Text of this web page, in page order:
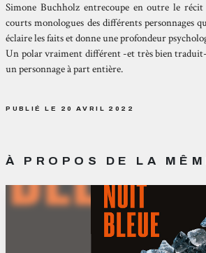
Simone Buchholz entrecoupe en outre le
courts monologues des différents personnages
éclaire les faits et donne une profondeur
Un polar vraiment différent -et très bien
un personnage à part entière.
PUBLIÉ LE 20 AVRIL 2022
À PROPOS DE LA